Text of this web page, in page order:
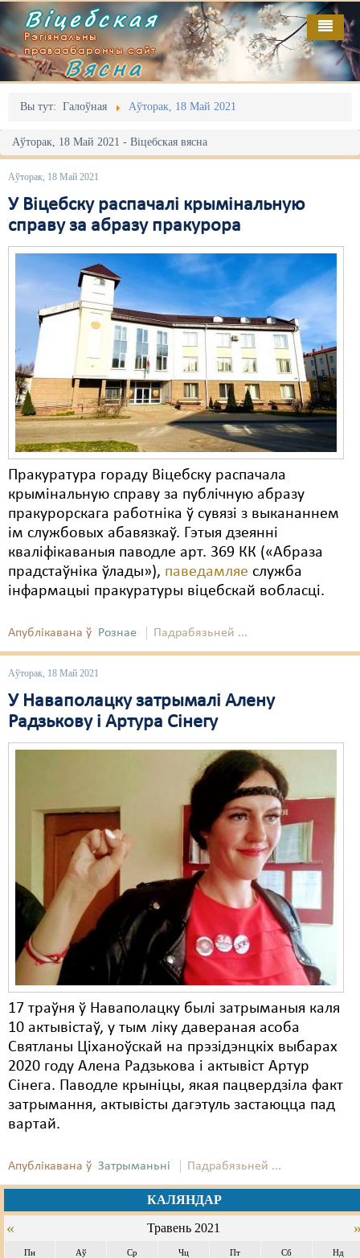
Віцебская
Рэгіянальны
праваабарончы сайт
Вясна
Вы тут: Галоўная Аўторак, 18 Май 2021
Аўторак, 18 Май 2021 - Віцебская вясна
Аўторак, 18 Май 2021
У Віцебску распачалі крымінальную
справу за абразу пракурора
Пракуратура гораду Віцебску распачала
крымінальную справу за публічную абразу
пракурорскага работніка ў сувязі з выкананнем
ім службовых абавязкаў. Гэтыя дзеянні
кваліфікаваныя паводле арт. 369 КК («Абраза
прадстаўніка ўлады»), паведамляе служба
інфармацыі пракуратуры віцебскай вобласці.
Апублікавана ў Рознае Падрабязьней ...
Аўторак, 18 Май 2021
У Наваполацку затрымалі Алену
Радзькову і Артура Сінегу
17 траўня ў Наваполацку былі затрыманыя каля
10 актывістаў, у тым ліку давераная асоба
Святланы Ціханоўскай на прэзідэнцкіх выбарах
2020 году Алена Радзькова і актывіст Артур
Сінега. Паводле крыніцы, якая пацвердзіла факт
затрымання, актывісты дагэтуль застаюцца пад
вартай.
Апублікавана ў Затрыманьні Падрабязьней ...
КАЛЯНДАР
« Травень 2021
Пн Аў Ср Чц Пт Сб Нд
Галоўная
Адміністрацыйны перасьлед
Акцыі
Выбары
Грамадзянскія ініцыятывы
Дыскрымінацыя
Затрыманьні
Карная псыхіятрыя
КПЧ ААН
Культурныя правы
ЛПП
Мігранты
Мірныя сходы
Палітвязьні
Праваабаронцы
Пэнітэнцыярная сыстэма
Рознае
Свабода слова
Сьмяротнае пакараньне
Правы працоўных
Сацыяльныя правы
Выданьні
Відэа
Пра нас
RSS